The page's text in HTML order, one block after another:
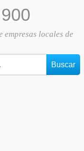
900
locales de